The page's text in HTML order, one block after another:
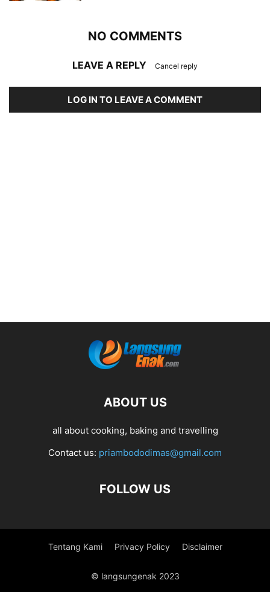
NO COMMENTS
LEAVE A REPLY Cancel reply
LOG IN TO LEAVE A COMMENT
ABOUT US
all about cooking, baking and travelling
Contact us: priambododimas@gmail.com
FOLLOW US
Tentang Kami Privacy Policy Disclaimer
© langsungenak 2023